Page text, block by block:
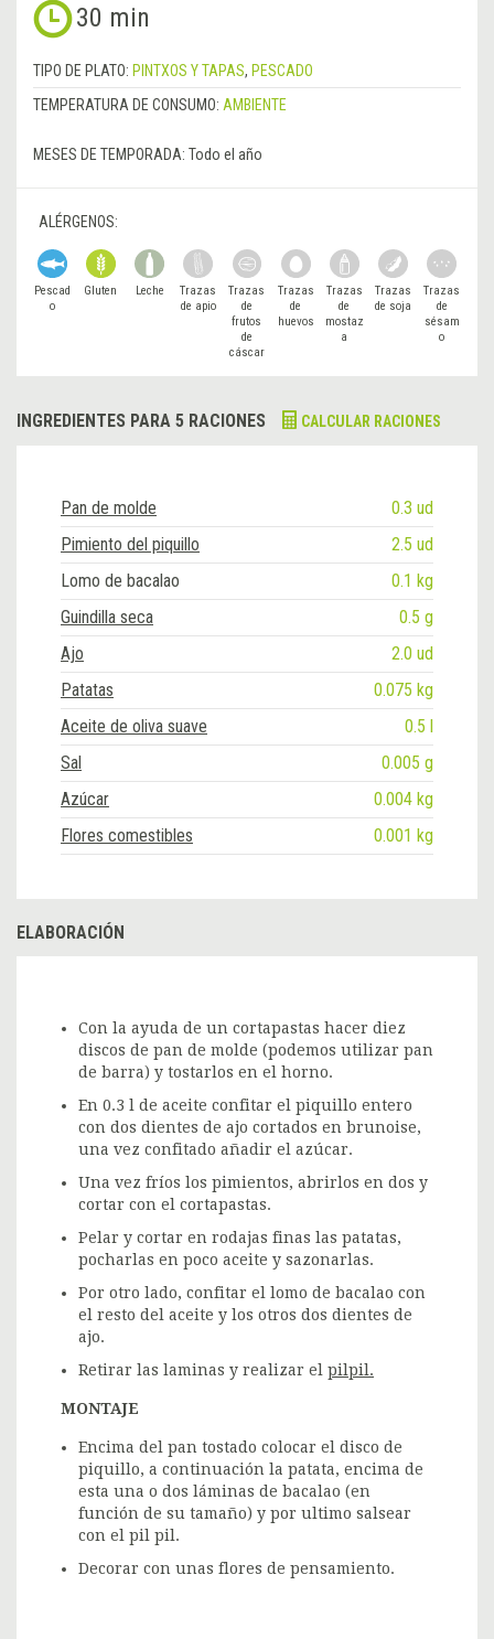
30 min
TIPO DE PLATO: PINTXOS Y TAPAS, PESCADO
TEMPERATURA DE CONSUMO: AMBIENTE
MESES DE TEMPORADA: Todo el año
ALÉRGENOS:
Pescad
o
Gluten Leche
Trazas
de apio
Trazas
de
frutos
de
cáscar
Trazas
de
huevos
Trazas
de
mostaz
a
Trazas
de soja
Trazas
de
sésam
o
INGREDIENTES PARA 5 RACIONES CALCULAR RACIONES
Pan de molde
0.3 ud
Pimiento del piquillo
2.5 ud
Lomo de bacalao
0.1 kg
Guindilla seca
0.5 g
Ajo
2.0 ud
Patatas
0.075 kg
Aceite de oliva suave
0.5 l
Sal
0.005 g
Azúcar
0.004 kg
Flores comestibles
0.001 kg
ELABORACIÓN
Con la ayuda de un cortapastas hacer diez
discos de pan de molde (podemos utilizar pan
de barra) y tostarlos en el horno.
En 0.3 l de aceite confitar el piquillo entero
con dos dientes de ajo cortados en brunoise,
una vez confitado añadir el azúcar.
Una vez fríos los pimientos, abrirlos en dos y
cortar con el cortapastas.
Pelar y cortar en rodajas finas las patatas,
pocharlas en poco aceite y sazonarlas.
Por otro lado, confitar el lomo de bacalao con
el resto del aceite y los otros dos dientes de
ajo.
Retirar las laminas y realizar el pilpil.
MONTAJE
Encima del pan tostado colocar el disco de
piquillo, a continuación la patata, encima de
esta una o dos láminas de bacalao (en
función de su tamaño) y por ultimo salsear
con el pil pil.
Decorar con unas flores de pensamiento.